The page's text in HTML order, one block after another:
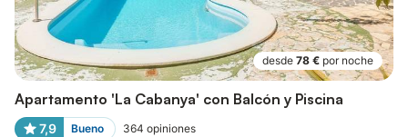
desde 78 € por noche
Apartamento 'La Cabanya' con Balcón y Piscina
7,9 Bueno 364 opiniones